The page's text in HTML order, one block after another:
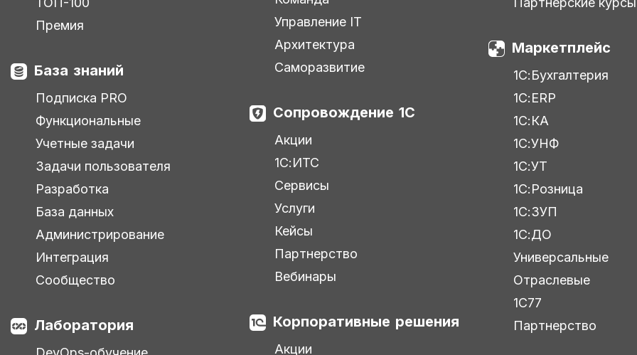
Премия
База знаний
Подписка PRO
Функциональные
Учетные задачи
Задачи пользователя
Разработка
База данных
Администрирование
Интеграция
Сообщество
Лаборатория
Управление IT
Архитектура
Саморазвитие
Сопровождение 1С
Акции
1С:ИТС
Сервисы
Услуги
Кейсы
Партнерство
Вебинары
Корпоративные решения
Акции
Маркетплейс
1С:Бухгалтерия
1С:ERP
1С:КА
1С:УНФ
1С:УТ
1С:Розница
1С:ЗУП
1С:ДО
Универсальные
Отраслевые
1С77
Партнерство